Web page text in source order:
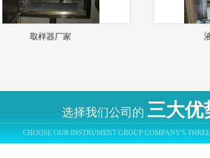
取样器厂家
选择我们公司的 三大优
CHOOSE OUR INSTRUMENT GROUP COMPANY'S